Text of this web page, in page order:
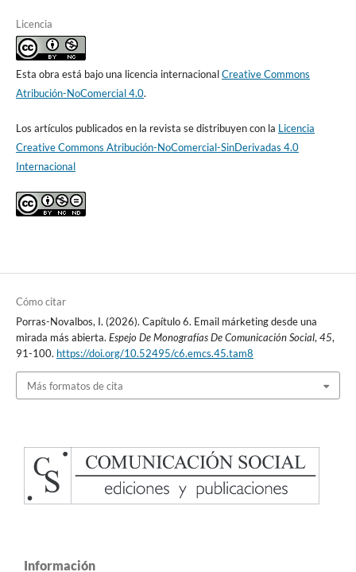
Licencia
Esta obra está bajo una licencia internacionalCreative Commons
Atribución-NoComercial 4.0.
Los artículos publicados en la revista se distribuyen con la Licencia
Creative Commons Atribución-NoComercial-SinDerivadas 4.0
Internacional
Cómo citar
Porras-Novalbos, I. (2026). Capítulo 6. Email márketing desde una
mirada más abierta. Espejo De Monografías De Comunicación Social,45,
91-100. https://doi.org/10.52495/c6.emcs.45.tam8
Más formatos de cita
Información